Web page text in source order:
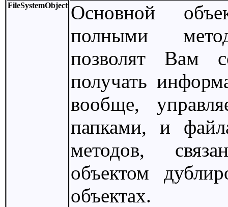
FileSystemObject Основной
полными
позволят Вам
получать
вообще,
папками, и
методов,
объектом
объектах.